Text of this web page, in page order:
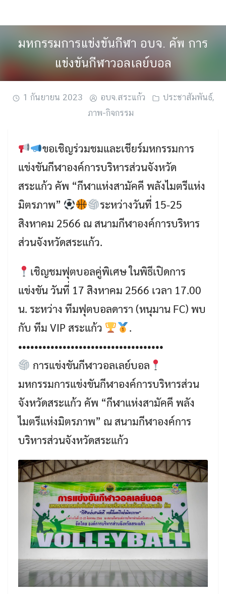
มหกรรมการแข่งขันกีฬา อบจ. คัพ การ
แข่งขันกีฬาวอลเลย์บอล
1 กันยายน 2023 อบจ.สระแก้ว ประชาสัมพันธ์,
ภาพ-กิจกรรม
ขอเชิญร่วมชมและเชียร์มหกรรมการ
แข่งขันกีฬาองค์การบริหารส่วนจังหวัด
สระแก้ว คัพ “กีฬาแห่งสามัคคี พลังไมตรีแห่ง
มิตรภาพ”
ระหว่างวันที่ 15-25
สิงหาคม 2566 ณ สนามกีฬาองค์การบริหาร
ส่วนจังหวัดสระแก้ว.
เชิญชมฟุตบอลคู่พิเศษ ในพิธีเปิดการ
แข่งขัน วันที่ 17 สิงหาคม 2566 เวลา 17.00
น. ระหว่าง ทีมฟุตบอลดารา (หนุมาน FC) พบ
กับ ทีม VIP สระแก้ว
.
••••••••••••••••••••••••••••••••••••
การแข่งขันกีฬาวอลเลย์บอล
มหกรรมการแข่งขันกีฬาองค์การบริหารส่วน
จังหวัดสระแก้ว คัพ “กีฬาแห่งสามัคคี พลัง
ไมตรีแห่งมิตรภาพ” ณ สนามกีฬาองค์การ
บริหารส่วนจังหวัดสระแก้ว